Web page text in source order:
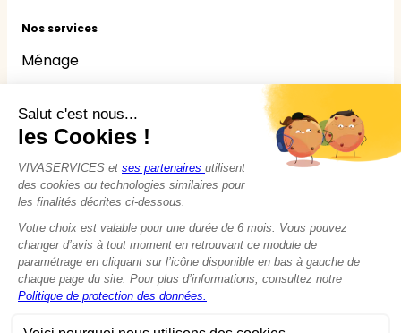
Nos services
Ménage
Jardinage
Bricolage
Nounou
Seniors
Handicaps
© 2015 - 2026VIVASERVICES
Modifier vos préférences en matière de cookies